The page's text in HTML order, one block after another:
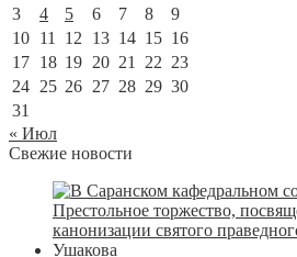
3
4 5 6 7 8
9
10 11 12 13 14 15 16
17 18 19 20 21 22 23
24 25 26 27 28 29 30
31
« Июл
Свежие новости